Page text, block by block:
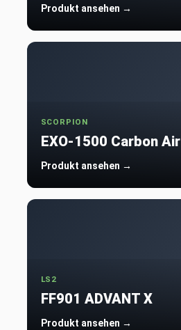
Produkt ansehen →
SCORPION
EXO-1500 Carbon Air
Produkt ansehen →
LS2
FF901 ADVANT X
Produkt ansehen →